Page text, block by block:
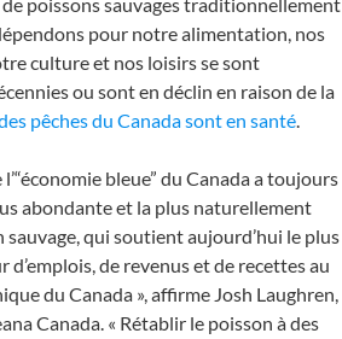
pour notre alimentation, nos
culture et nos loisirs se sont
ou sont en déclin en raison de la
pêches du Canada sont en santé.
bleue” du Canada a toujours
abondante et la plus naturellement
sauvage, qui soutient aujourd’hui le plus
de revenus et de recettes au
du Canada », affirme Josh Laughren,
Canada. « Rétablir le poisson à des